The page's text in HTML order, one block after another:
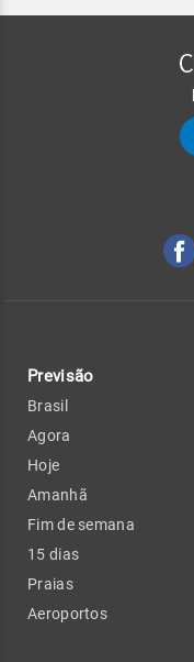
Previsão
Brasil
Agora
Hoje
Amanhã
Fim de semana
15 dias
Praias
Aeroportos